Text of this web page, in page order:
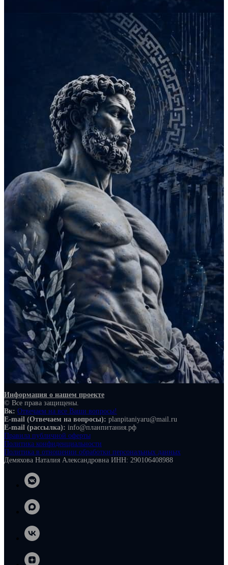
Информация о нашем проекте
© Все права защищены.
Вк: Отвечаем на все Ваши вопросы!
E-mail (Отвечаем на вопросы): planpitaniyaru@mail.ru
E-mail (рассылка): info@планпитания.рф
Правила публичной оферты
Политика конфиденциальности
Политика в отношении обработки персональных данных
Демяхова Наталия Александровна ИНН: 290106408988